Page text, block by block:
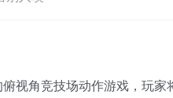
视角竞技场动作游戏，玩